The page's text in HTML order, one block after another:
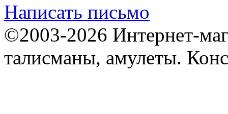
Написать письмо
©2003-2026 Интернет-
талисманы, амулеты.